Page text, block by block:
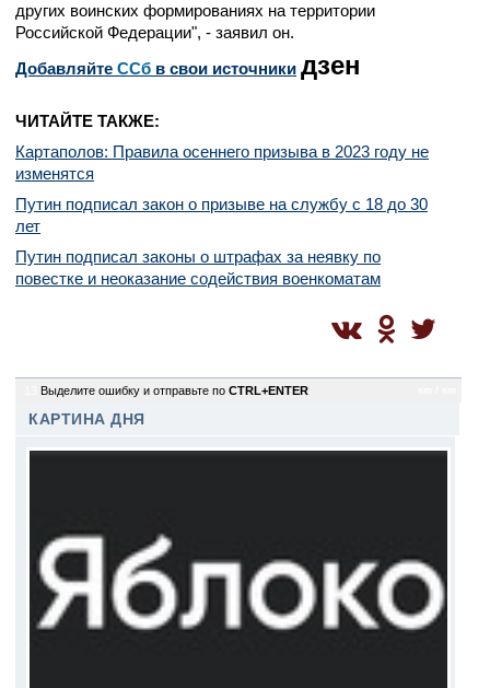
других воинских формированиях на территории
Российской Федерации", - заявил он.
Добавляйте CСб в свои источники дзен
ЧИТАЙТЕ ТАКЖЕ:
Картаполов: Правила осеннего призыва в 2023 году не
изменятся
Путин подписал закон о призыве на службу с 18 до 30
лет
Путин подписал законы о штрафах за неявку по
повестке и неоказание содействия военкоматам
Выделите ошибку и отправьте по CTRL+ENTER
КАРТИНА ДНЯ